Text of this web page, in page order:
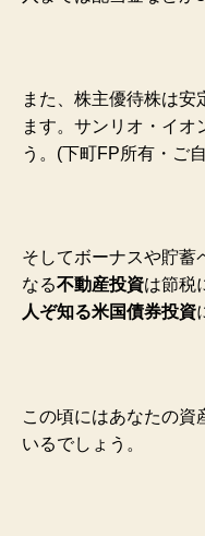
また、株主優待株は安
ます。サンリオ・イオ
う。(下町FP所有・ご
そしてボーナスや貯蓄
なる不動産投資は節税
人ぞ知る米国債券投資
この頃にはあなたの資
いるでしょう。